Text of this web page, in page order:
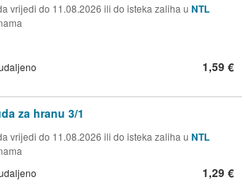
vrijedi do 11.08.2026 ili do isteka zaliha u NTL
1,59 €
za hranu 3/1
vrijedi do 11.08.2026 ili do isteka zaliha u NTL
1,29 €